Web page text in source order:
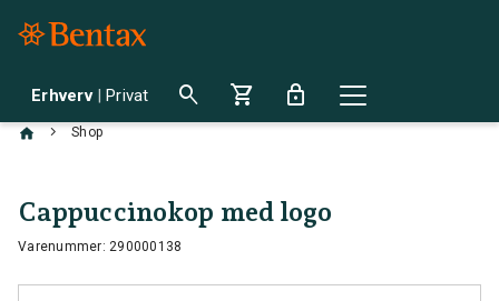
Erhverv | Privat search shopping_cart lock
chevron_right Shop
Cappuccinokop med logo
Varenummer: 290000138